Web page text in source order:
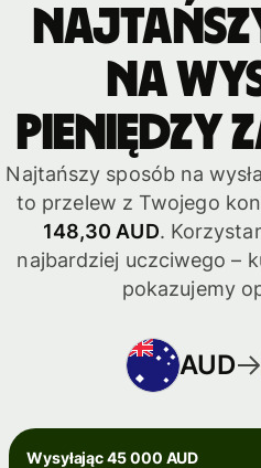
na
pieniędzy
Najtańszy sposób na
to przelew z Twojego
148,30 AUD.
najbardziej uczciwego –
pokazujemy
AUD
Wysyłając 45 000 AUD